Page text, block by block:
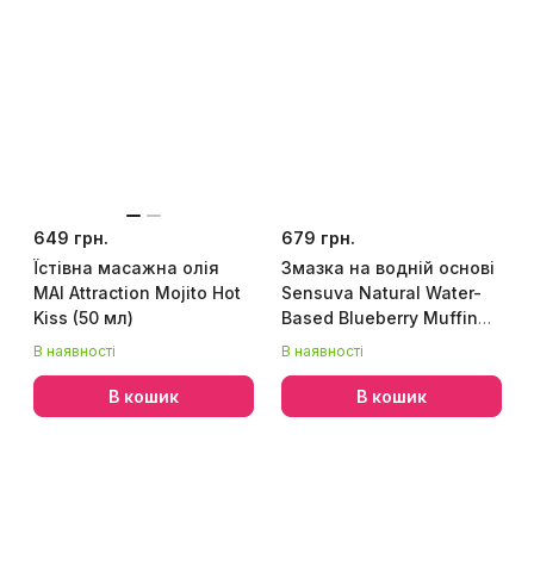
649 грн.
Їстівна масажна олія
MAI Attraction Mojito Hot
Kiss (50 мл)
В наявності
В кошик
679 грн.
Змазка на водній основі
Sensuva Natural Water-
Based Blueberry Muffin
125мл без гліцерину та
В наявності
В кошик